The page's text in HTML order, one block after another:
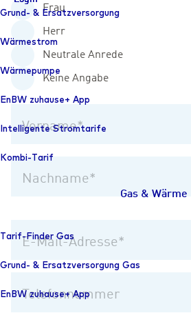
Grund- & Ersatzversorgung
Wärmestrom
Wärmepumpe
EnBW zuhause+ App
Intelligente Stromtarife
Kombi-Tarif
Gas & Wärme
Tarif-Finder Gas
Grund- & Ersatzversorgung Gas
EnBW zuhause+ App
Frau
Herr
Neutrale Anrede
Keine Angabe
Vorname
Nachname
E-Mail-Adresse
Telefonnummer